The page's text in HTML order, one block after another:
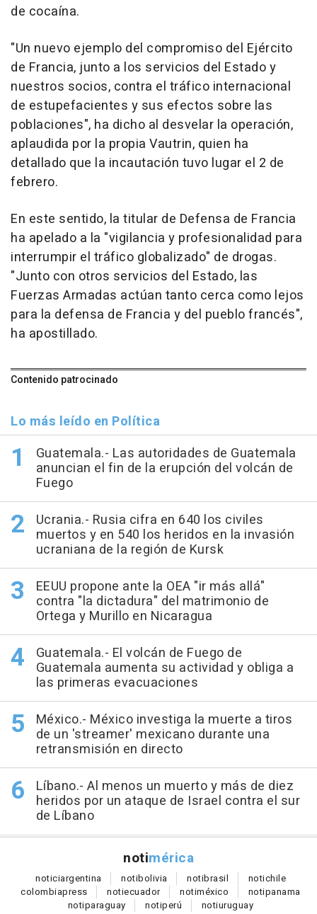
de cocaína.
"Un nuevo ejemplo del compromiso del Ejército
de Francia, junto a los servicios del Estado y
nuestros socios, contra el tráfico internacional
de estupefacientes y sus efectos sobre las
poblaciones", ha dicho al desvelar la operación,
aplaudida por la propia Vautrin, quien ha
detallado que la incautación tuvo lugar el 2 de
febrero.
En este sentido, la titular de Defensa de Francia
ha apelado a la "vigilancia y profesionalidad para
interrumpir el tráfico globalizado" de drogas.
"Junto con otros servicios del Estado, las
Fuerzas Armadas actúan tanto cerca como lejos
para la defensa de Francia y del pueblo francés",
ha apostillado.
Contenido patrocinado
Lo más leído en Política
Guatemala.- Las autoridades de Guatemala
anuncian el fin de la erupción del volcán de
Fuego
Ucrania.- Rusia cifra en 640 los civiles
muertos y en 540 los heridos en la invasión
ucraniana de la región de Kursk
EEUU propone ante la OEA "ir más allá"
contra "la dictadura" del matrimonio de
Ortega y Murillo en Nicaragua
Guatemala.- El volcán de Fuego de
Guatemala aumenta su actividad y obliga a
las primeras evacuaciones
México.- México investiga la muerte a tiros
de un 'streamer' mexicano durante una
retransmisión en directo
Líbano.- Al menos un muerto y más de diez
heridos por un ataque de Israel contra el sur
de Líbano
notimérica
noticiargentina notibolivia notibrasil notichile
colombiapress notiecuador notiméxico notipanama
notiparaguay notiperú notiuruguay